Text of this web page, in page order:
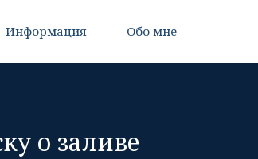
Информация Обо мне
о заливе